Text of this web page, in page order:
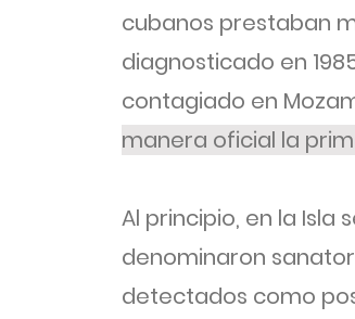
cubanos prestaban
diagnosticado en
contagiado en
manera oficial la
Al principio, en la Isla
denominaron
detectados como